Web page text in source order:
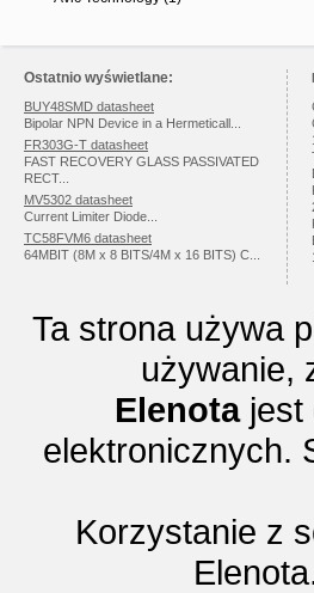
Ostatnio wyświetlane:
BUY48SMD datasheet
Bipolar NPN Device in a Hermeticall...
FR303G-T datasheet
FAST RECOVERY GLASS PASSIVATED
RECT...
MV5302 datasheet
Current Limiter Diode...
TC58FVM6 datasheet
64MBIT (8M x 8 BITS/4M x 16 BITS) C...
Ta strona używa
używanie,
Elenotajest
elektronicznych.
Korzystanie z